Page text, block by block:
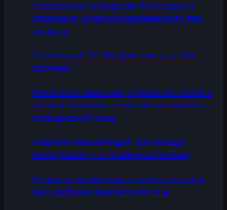
Осознанные сновидения без спешки и
страдания: культура размеренности вне
времени
Спонтанные ОС без практики — в чём
причина?
Новости по вики-базе, отрывки из статей о
целях и правилах, создании материалов,
сновидческой этике
Развитие метакогниций при помощи
микроусилий, ч.2 (примеры практики)
О рисках чрезмерной толерантности или
как Онейрона изменила мои сны